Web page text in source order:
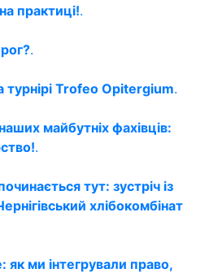
практиці!.
.
Trofeo Opitergium.
майбутніх фахівців:
.
тут: зустріч із
хлібокомбінат
ми інтегрували право,